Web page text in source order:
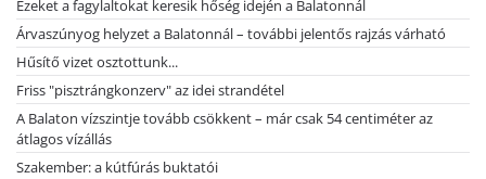
Ezeket a fagylaltokat keresik hőség idején a Balatonnál
Árvaszúnyog helyzet a Balatonnál – további jelentős rajzás várható
Hűsítő vizet osztottunk...
Friss "pisztrángkonzerv" az idei strandétel
A Balaton vízszintje tovább csökkent – már csak 54 centiméter az
átlagos vízállás
Szakember: a kútfúrás buktatói